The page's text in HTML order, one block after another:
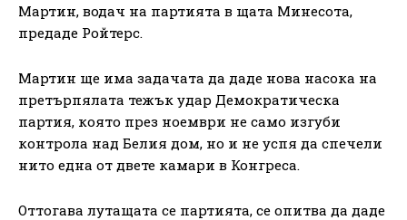
Мартин, водач на партията в щата Минесота,
предаде Ройтерс.
Мартин ще има задачата да даде нова насока на
претърпялата тежък удар Демократическа
партия, която през ноември не само изгуби
контрола над Белия дом, но и не успя да спечели
нито една от двете камари в Конгреса.
Оттогава лутащата се партията, се опитва да даде